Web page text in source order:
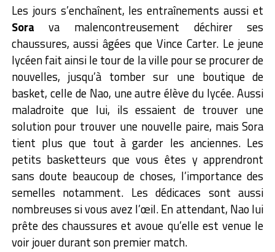
Les jours s’enchaînent, les entraînements aussi et
Sora va malencontreusement déchirer ses
chaussures, aussi âgées que Vince Carter. Le jeune
lycéen fait ainsi le tour de la ville pour se procurer de
nouvelles, jusqu’à tomber sur une boutique de
basket, celle de Nao, une autre élève du lycée. Aussi
maladroite que lui, ils essaient de trouver une
solution pour trouver une nouvelle paire, mais Sora
tient plus que tout à garder les anciennes. Les
petits basketteurs que vous êtes y apprendront
sans doute beaucoup de choses, l’importance des
semelles notamment. Les dédicaces sont aussi
nombreuses si vous avez l’œil. En attendant, Nao lui
prête des chaussures et avoue qu’elle est venue le
voir jouer durant son premier match.